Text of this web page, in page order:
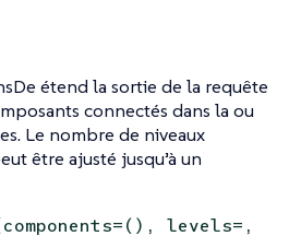
étend la sortie de la requête
connectés dans la ou
Le nombre de niveaux
être ajusté jusqu’à un
levels=,